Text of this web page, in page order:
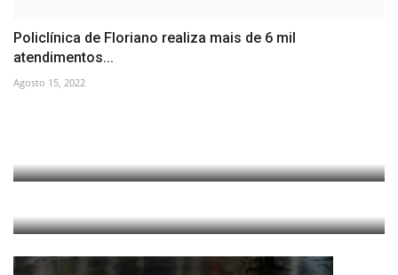
Policlínica de Floriano realiza mais de 6 mil
atendimentos...
Agosto 15, 2022